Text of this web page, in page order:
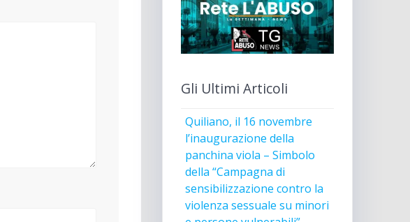
Gli Ultimi Articoli
Quiliano, il 16 novembre
l’inaugurazione della
panchina viola – Simbolo
della “Campagna di
sensibilizzazione contro la
violenza sessuale su minori